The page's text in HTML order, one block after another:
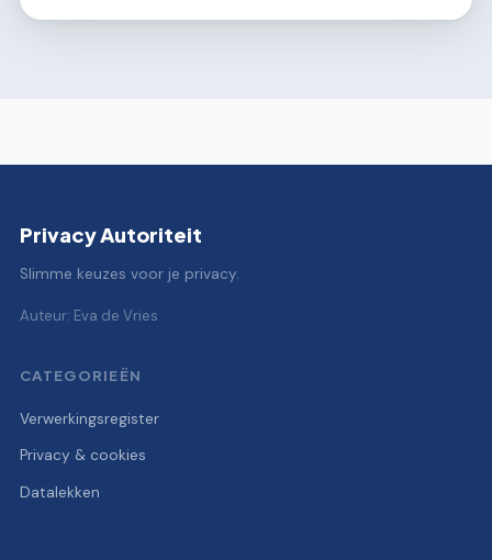
Privacy Autoriteit
Slimme keuzes voor je privacy.
Auteur: Eva de Vries
CATEGORIEËN
Verwerkingsregister
Privacy & cookies
Datalekken